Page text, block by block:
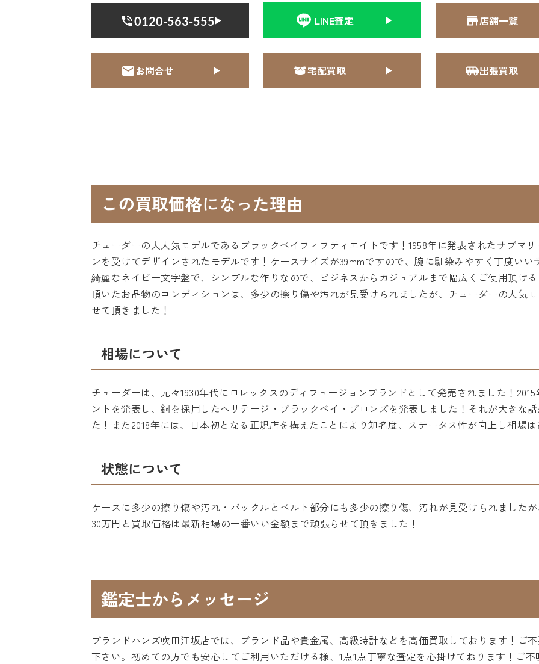
0120-563-555 LINE査定 店舗一覧
お問合せ 宅配買取 出張買取
この買取価格になった理由
チューダーの大人気モデルであるブラックベイフィフティエイトです！1958年に発表されたサブマ
ンを受けてデザインされたモデルです！ケースサイズが39mmですので、腕に馴染みやすく丁度い
綺麗なネイビー文字盤で、シンプルな作りなので、ビジネスからカジュアルまで幅広くご使用頂け
頂いたお品物のコンディションは、多少の擦り傷や汚れが見受けられましたが、チューダーの人気
せて頂きました！
相場について
チューダーは、元々1930年代にロレックスのディフュージョンブランドとして発売されました！
ントを発表し、銅を採用したヘリテージ・ブラックベイ・ブロンズを発表しました！それが大きな
た！また2018年には、日本初となる正規店を構えたことにより知名度、ステータス性が向上し相場は
状態について
ケースに多少の擦り傷や汚れ・バックルとベルト部分にも多少の擦り傷、汚れが見受けられました
30万円と買取価格は最新相場の一番いい金額まで頑張らせて頂きました！
鑑定士からメッセージ
ブランドハンズ吹田江坂店では、ブランド品や貴金属、高級時計などを高価買取しております！ご
下さい。初めての方でも安心してご利用いただける様、1点1点丁寧な査定を心掛けております！ご